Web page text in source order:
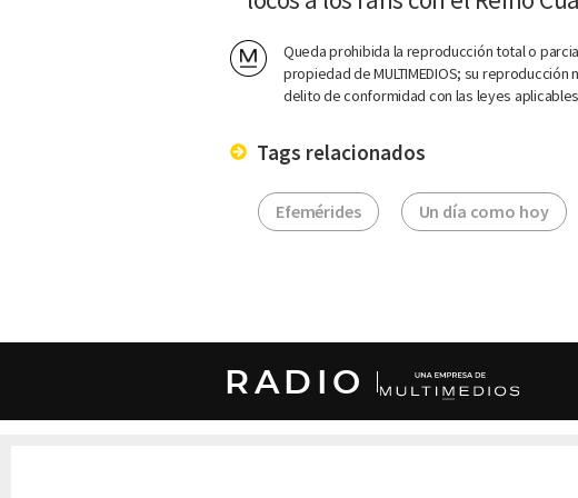
Queda prohibida la reproducción total o
propiedad de MULTIMEDIOS; su
delito de conformidad con las leyes
Tags relacionados
Efemérides Un día como hoy
RADIO